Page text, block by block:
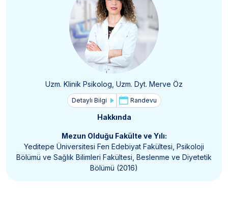
Uzm. Klinik Psikolog, Uzm. Dyt. Merve Öz
Detaylı Bilgi Randevu
Hakkında
Mezun Olduğu Fakülte ve Yılı:
Yeditepe Üniversitesi Fen Edebiyat Fakültesi, Psikoloji
Bölümü ve Sağlık Bilimleri Fakültesi, Beslenme ve Diyetetik
Bölümü (2016)